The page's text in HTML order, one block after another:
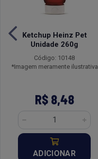
Ketchup Heinz Pet
Unidade 260g
Código: 10148
*Imagem meramente ilustrativa
R$ 8,48
ADICIONAR